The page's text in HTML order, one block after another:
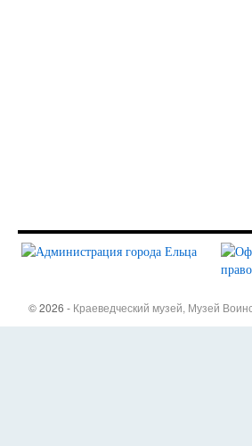
© 2026 - Краеведческий музей, Музей